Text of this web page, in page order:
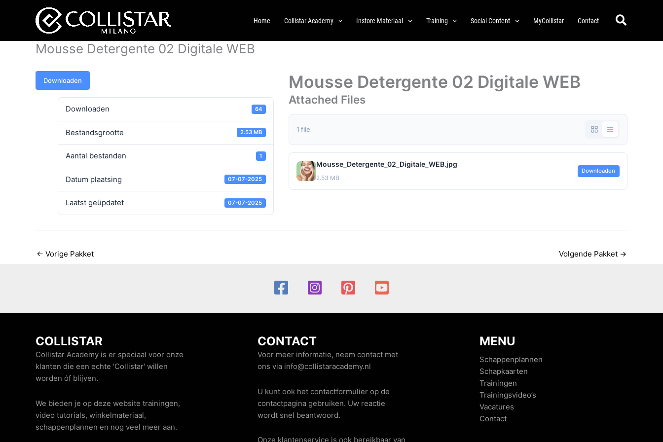
inhoud
Home Collistar Academy Instore Materiaal Training Social Content MyCollistar Contact Zoeken
Mousse Detergente 02 Digitale WEB
Downloaden
Downloaden 64
Bestandsgrootte 2.53 MB
Aantal bestanden 1
Datum plaatsing 07-07-2025
Laatst geüpdatet 07-07-2025
Mousse Detergente 02 Digitale WEB
Attached Files
1 file
Mousse_Detergente_02_Digitale_WEB.jpg
2.53 MB
Downloaden
← Vorige Pakket Volgende Pakket →
COLLISTAR
Collistar Academy is er speciaal voor onze
klanten die een echte 'Collistar' willen
worden óf blijven.
We bieden je op deze website trainingen,
video tutorials, winkelmateriaal,
schappenplannen en nog veel meer aan.
CONTACT
Voor meer informatie, neem contact met
ons via info@collistaracademy.nl
U kunt ook het contactformulier op de
contactpagina gebruiken. Uw reactie
wordt snel beantwoord.
Onze klantenservice is ook bereikbaar van
MENU
Schappenplannen
Schapkaarten
Trainingen
Trainingsvideo’s
Vacatures
Contact